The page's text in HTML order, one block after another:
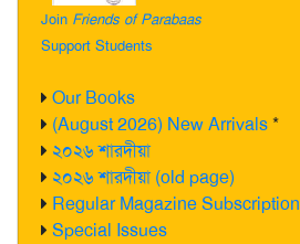
Join Friends of Parabaas
Support Students
Our Books
(August 2026) New Arrivals*
২০২৬ শারদীয়া
২০২৬ শারদীয়া (old page)
Regular Magazine Subscription
Special Issues